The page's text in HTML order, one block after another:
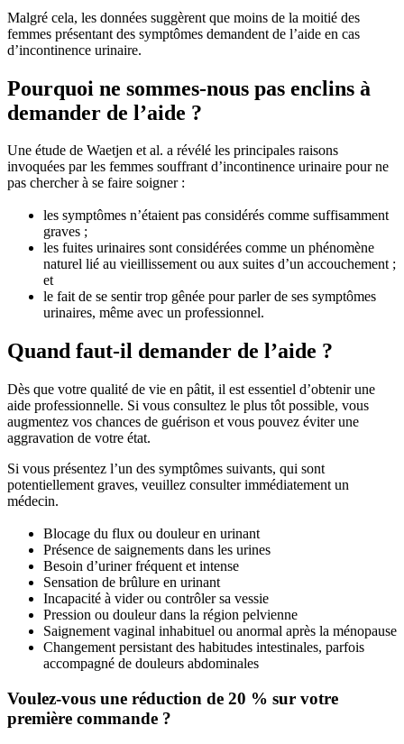
Malgré cela, les données suggèrent que moins de la moitié des
femmes présentant des symptômes demandent de l’aide en cas
d’incontinence urinaire.
Pourquoi ne sommes-nous pas enclins à
demander de l’aide ?
Une étude de Waetjen et al. a révélé les principales raisons
invoquées par les femmes souffrant d’incontinence urinaire pour ne
pas chercher à se faire soigner :
les symptômes n’étaient pas considérés comme suffisamment
graves ;
les fuites urinaires sont considérées comme un phénomène
naturel lié au vieillissement ou aux suites d’un accouchement ;
et
le fait de se sentir trop gênée pour parler de ses symptômes
urinaires, même avec un professionnel.
Quand faut-il demander de l’aide ?
Dès que votre qualité de vie en pâtit, il est essentiel d’obtenir une
aide professionnelle. Si vous consultez le plus tôt possible, vous
augmentez vos chances de guérison et vous pouvez éviter une
aggravation de votre état.
Si vous présentez l’un des symptômes suivants, qui sont
potentiellement graves, veuillez consulter immédiatement un
médecin.
Blocage du flux ou douleur en urinant
Présence de saignements dans les urines
Besoin d’uriner fréquent et intense
Sensation de brûlure en urinant
Incapacité à vider ou contrôler sa vessie
Pression ou douleur dans la région pelvienne
Saignement vaginal inhabituel ou anormal après la ménopause
Changement persistant des habitudes intestinales, parfois
accompagné de douleurs abdominales
Voulez-vous une réduction de 20 % sur votre
première commande ?